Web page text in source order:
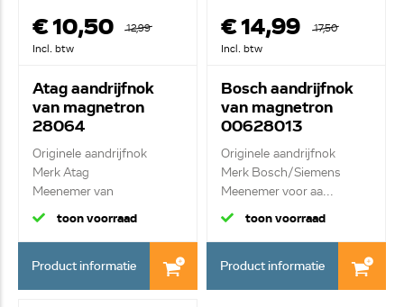
€ 10,50
12,99
Incl. btw
Atag aandrijfnok
van magnetron
28064
Originele aandrijfnok
Merk Atag
Meenemer van
draaiplatea...
toon voorraad
Product informatie
€ 14,99
17,50
Incl. btw
Bosch aandrijfnok
van magnetron
00628013
Originele aandrijfnok
Merk Bosch/Siemens
Meenemer voor aa...
toon voorraad
Product informatie